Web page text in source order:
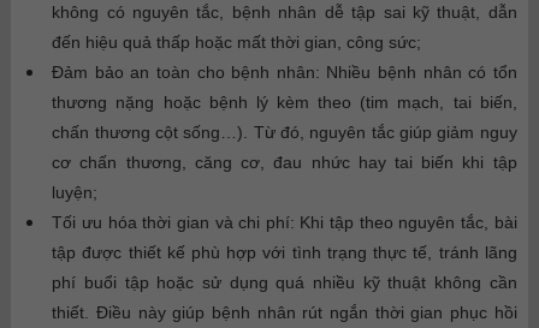
không có nguyên tắc, bệnh nhân dễ tập sai kỹ thuật, dẫn
đến hiệu quả thấp hoặc mất thời gian, công sức;
Đảm bảo an toàn cho bệnh nhân: Nhiều bệnh nhân có tổn
thương nặng hoặc bệnh lý kèm theo (tim mạch, tai biến,
chấn thương cột sống…). Từ đó, nguyên tắc giúp giảm nguy
cơ chấn thương, căng cơ, đau nhức hay tai biến khi tập
luyện;
Tối ưu hóa thời gian và chi phí: Khi tập theo nguyên tắc, bài
tập được thiết kế phù hợp với tình trạng thực tế, tránh lãng
phí buổi tập hoặc sử dụng quá nhiều kỹ thuật không cần
thiết. Điều này giúp bệnh nhân rút ngắn thời gian phục hồi